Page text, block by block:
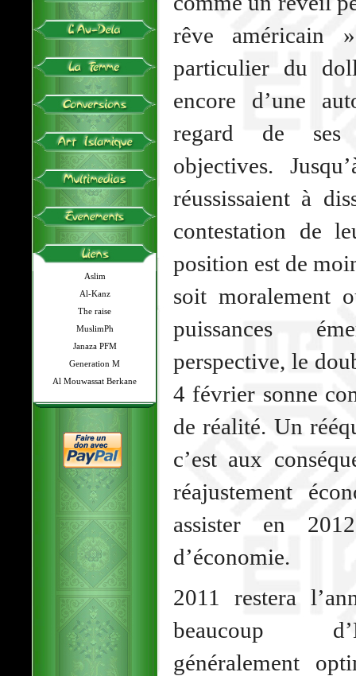
Aslim
Al-Kanz
The raise
MuslimPh
Janaza PFM
Generation M
Al Mouwassat Berkane
rêve américain
particulier du
encore d’une
regard de ses
objectives.
réussissaient à
contestation de
position est de
soit moralement
puissances
perspective, le
4 février sonne
de réalité. Un
c’est aux
réajustement
assister en
d’économie.
2011 restera
beaucoup
généralement